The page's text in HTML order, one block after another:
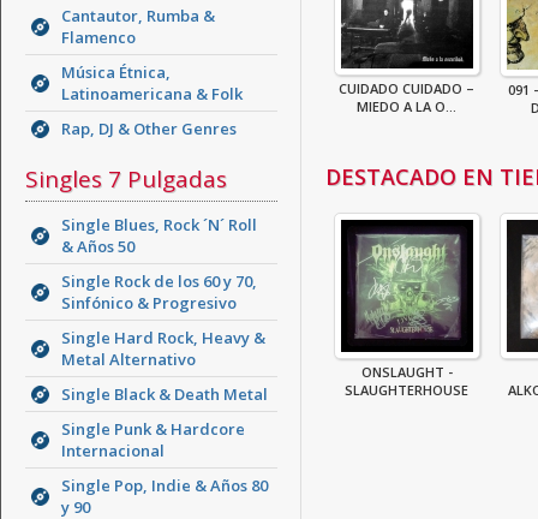
Cantautor, Rumba &
Flamenco
Música Étnica,
Latinoamericana & Folk
Rap, DJ & Other Genres
Singles 7 Pulgadas
Single Blues, Rock ´N´ Roll
& Años 50
Single Rock de los 60 y 70,
Sinfónico & Progresivo
Single Hard Rock, Heavy &
Metal Alternativo
Single Black & Death Metal
Single Punk & Hardcore
Internacional
Single Pop, Indie & Años 80
y 90
CUIDADO CUIDADO –
MIEDO A LA O...
091
DESTACADO EN
ONSLAUGHT -
SLAUGHTERHOUSE